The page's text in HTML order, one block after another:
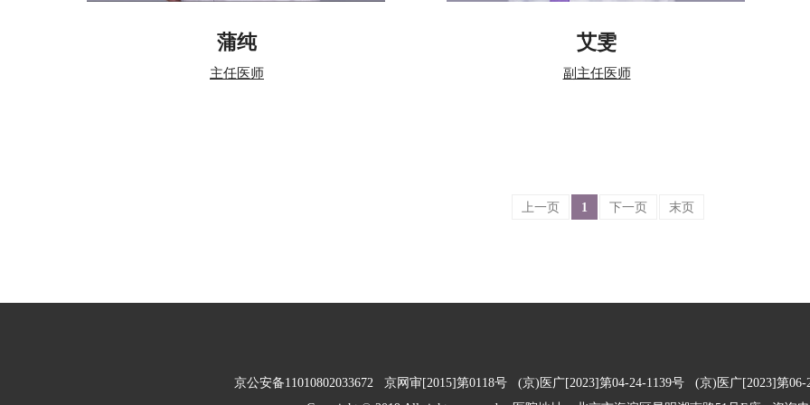
蒲纯
主任医师
艾雯
副主任医师
上一页 1 下一页 末页
京公安备11010802033672 京网审[2015]第0118号 (京)医广[2023]第04-24-1139号 (京)医广[2023]第06-